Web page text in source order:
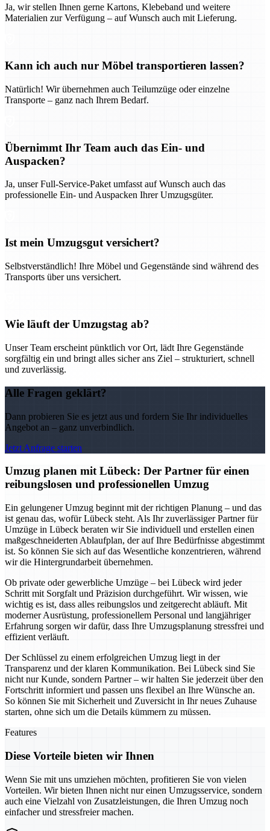
Ja, wir stellen Ihnen gerne Kartons, Klebeband und weitere
Materialien zur Verfügung – auf Wunsch auch mit Lieferung.
Kann ich auch nur Möbel transportieren lassen?
Natürlich! Wir übernehmen auch Teilumzüge oder einzelne
Transporte – ganz nach Ihrem Bedarf.
Übernimmt Ihr Team auch das Ein- und
Auspacken?
Ja, unser Full-Service-Paket umfasst auf Wunsch auch das
professionelle Ein- und Auspacken Ihrer Umzugsgüter.
Ist mein Umzugsgut versichert?
Selbstverständlich! Ihre Möbel und Gegenstände sind während des
Transports über uns versichert.
Wie läuft der Umzugstag ab?
Unser Team erscheint pünktlich vor Ort, lädt Ihre Gegenstände
sorgfältig ein und bringt alles sicher ans Ziel – strukturiert, schnell
und zuverlässig.
Alle Fragen geklärt?
Dann probieren Sie es jetzt aus und fordern Sie Ihr individuelles
Angebot an – ganz unverbindlich.
Jetzt Anfrage starten
Umzug planen mit Lübeck: Der Partner für einen
reibungslosen und professionellen Umzug
Ein gelungener Umzug beginnt mit der richtigen Planung – und das
ist genau das, wofür Lübeck steht. Als Ihr zuverlässiger Partner für
Umzüge in Lübeck beraten wir Sie individuell und erstellen einen
maßgeschneiderten Ablaufplan, der auf Ihre Bedürfnisse abgestimmt
ist. So können Sie sich auf das Wesentliche konzentrieren, während
wir die Hintergrundarbeit übernehmen.
Ob private oder gewerbliche Umzüge – bei Lübeck wird jeder
Schritt mit Sorgfalt und Präzision durchgeführt. Wir wissen, wie
wichtig es ist, dass alles reibungslos und zeitgerecht abläuft. Mit
moderner Ausrüstung, professionellem Personal und langjähriger
Erfahrung sorgen wir dafür, dass Ihre Umzugsplanung stressfrei und
effizient verläuft.
Der Schlüssel zu einem erfolgreichen Umzug liegt in der
Transparenz und der klaren Kommunikation. Bei Lübeck sind Sie
nicht nur Kunde, sondern Partner – wir halten Sie jederzeit über den
Fortschritt informiert und passen uns flexibel an Ihre Wünsche an.
So können Sie mit Sicherheit und Zuversicht in Ihr neues Zuhause
starten, ohne sich um die Details kümmern zu müssen.
Features
Diese Vorteile bieten wir Ihnen
Wenn Sie mit uns umziehen möchten, profitieren Sie von vielen
Vorteilen. Wir bieten Ihnen nicht nur einen Umzugsservice, sondern
auch eine Vielzahl von Zusatzleistungen, die Ihren Umzug noch
einfacher und stressfreier machen.